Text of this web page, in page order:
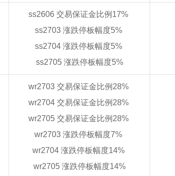
ss2606 交易保证金比例17%
ss2703 涨跌停板幅度5%
ss2704 涨跌停板幅度5%
ss2705 涨跌停板幅度5%
wr2703 交易保证金比例28%
wr2704 交易保证金比例28%
wr2705 交易保证金比例28%
wr2703 涨跌停板幅度7%
wr2704 涨跌停板幅度14%
wr2705 涨跌停板幅度14%